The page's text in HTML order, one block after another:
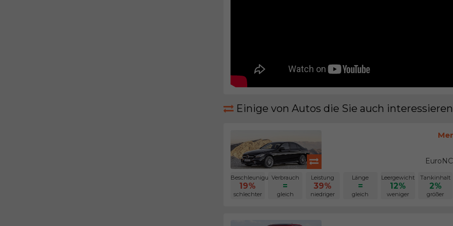
Einige von Autos die Sie auch
Beschleunigung
19%
schlechter
Verbrauch
=
gleich
Leistung
39%
niedriger
Länge
=
gleich
Leergewicht
12%
weniger
Tankinhalt
2%
größer